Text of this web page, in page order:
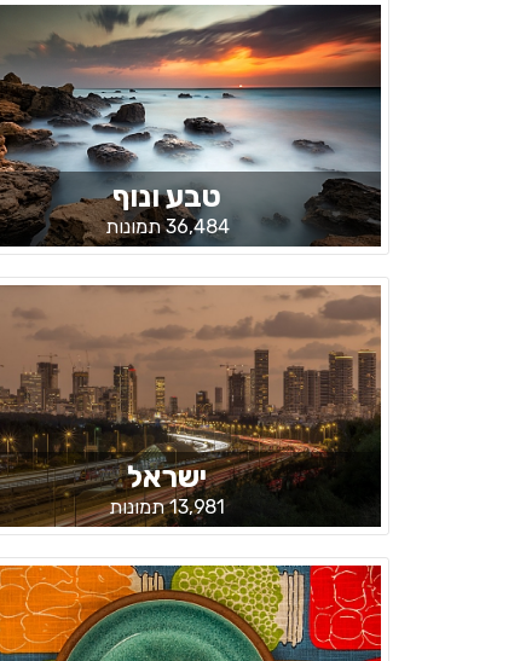
טבע ונוף
36,484 תמונות
ישראל
13,981 תמונות